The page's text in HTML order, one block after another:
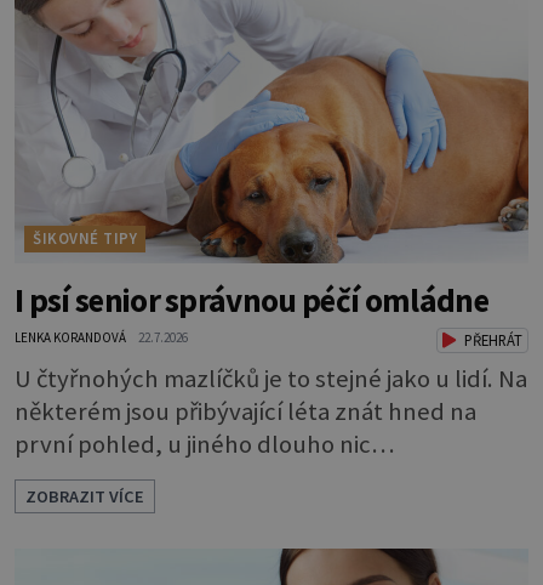
ŠIKOVNÉ TIPY
I psí senior správnou péčí omládne
LENKA KORANDOVÁ 22.7.2026 PŘEHRÁT
U čtyřnohých mazlíčků je to stejné jako u lidí. Na
některém jsou přibývající léta znát hned na
první pohled, u jiného dlouho nic
nezaznamenáte. Přesto byste si měli staršího
psa více všímat, aby vám neunikly důležité
signály, že něco není v pořádku. Včasná péče
mu může prodloužit i zkvalitnit život. Hůře
ZOBRAZIT VÍCE